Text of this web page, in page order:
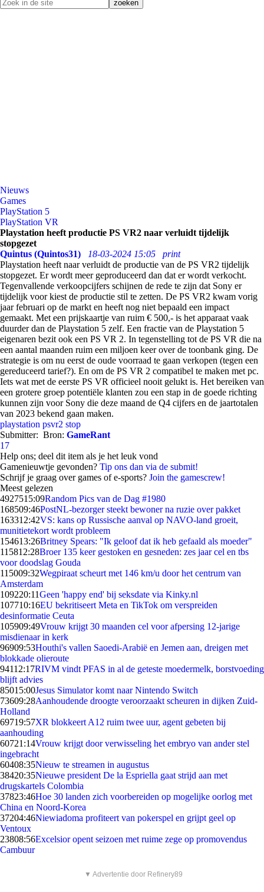
Nieuws
Games
PlayStation 5
PlayStation VR
Playstation heeft productie PS VR2 naar verluidt tijdelijk
stopgezet
Quintus (Quintos31)
18-03-2024 15:05
print
Playstation heeft naar verluidt de productie van de PS VR2 tijdelijk
stopgezet. Er wordt meer geproduceerd dan dat er wordt verkocht.
Tegenvallende verkoopcijfers schijnen de rede te zijn dat Sony er
tijdelijk voor kiest de productie stil te zetten. De PS VR2 kwam vorig
jaar februari op de markt en heeft nog niet bepaald een impact
gemaakt. Met een prijskaartje van ruim € 500,- is het apparaat vaak
duurder dan de Playstation 5 zelf. Een fractie van de Playstation 5
eigenaren bezit ook een PS VR 2. In tegenstelling tot de PS VR die na
een aantal maanden ruim een miljoen keer over de toonbank ging. De
strategie is om nu eerst de oude voorraad te gaan verkopen (tegen een
gereduceerd tarief?). En om de PS VR 2 compatibel te maken met pc.
Iets wat met de eerste PS VR officieel nooit gelukt is. Het bereiken van
een grotere groep potentiële klanten zou een stap in de goede richting
kunnen zijn voor Sony die deze maand de Q4 cijfers en de jaartotalen
van 2023 bekend gaan maken.
playstation psvr2 stop
Submitter: Bron: GameRant
17
Help ons; deel dit item als je het leuk vond
Gamenieuwtje gevonden? Tip ons dan via de submit!
Schrijf je graag over games of e-sports? Join the gamescrew!
Meest gelezen
4927515:09Random Pics van de Dag #1980
168509:46PostNL-bezorger steekt bewoner na ruzie over pakket
163312:42VS: kans op Russische aanval op NAVO-land groeit,
munitietekort wordt probleem
154613:26Britney Spears: "Ik geloof dat ik heb gefaald als moeder"
115812:28Broer 135 keer gestoken en gesneden: zes jaar cel en tbs
voor doodslag Gouda
115009:32Wegpiraat scheurt met 146 km/u door het centrum van
Amsterdam
109220:11Geen 'happy end' bij seksdate via Kinky.nl
107710:16EU bekritiseert Meta en TikTok om verspreiden
desinformatie Ceuta
105909:49Vrouw krijgt 30 maanden cel voor afpersing 12-jarige
misdienaar in kerk
96909:53Houthi's vallen Saoedi-Arabië en Jemen aan, dreigen met
blokkade olieroute
94112:17RIVM vindt PFAS in al de geteste moedermelk, borstvoeding
blijft advies
85015:00Jesus Simulator komt naar Nintendo Switch
73609:28Aanhoudende droogte veroorzaakt scheuren in dijken Zuid-
Holland
69719:57XR blokkeert A12 ruim twee uur, agent gebeten bij
aanhouding
60721:14Vrouw krijgt door verwisseling het embryo van ander stel
ingebracht
60408:35Nieuw te streamen in augustus
38420:35Nieuwe president De la Espriella gaat strijd aan met
drugskartels Colombia
37823:46Hoe 30 landen zich voorbereiden op mogelijke oorlog met
China en Noord-Korea
37204:46Niewiadoma profiteert van pokerspel en grijpt geel op
Ventoux
23808:56Excelsior opent seizoen met ruime zege op promovendus
Cambuur
▼ Advertentie door Refinery89